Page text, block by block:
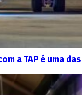
a TAP é uma